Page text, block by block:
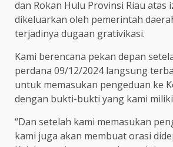
dan Rokan Hulu Provinsi Riau atas
dikeluarkan oleh pemerintah
terjadinya dugaan grativikasi.
Kami berencana pekan depan
perdana 09/12/2024 langsung
untuk memasukan pengeduan ke
dengan bukti-bukti yang kami
“Dan setelah kami memasukan
kami juga akan membuat orasi